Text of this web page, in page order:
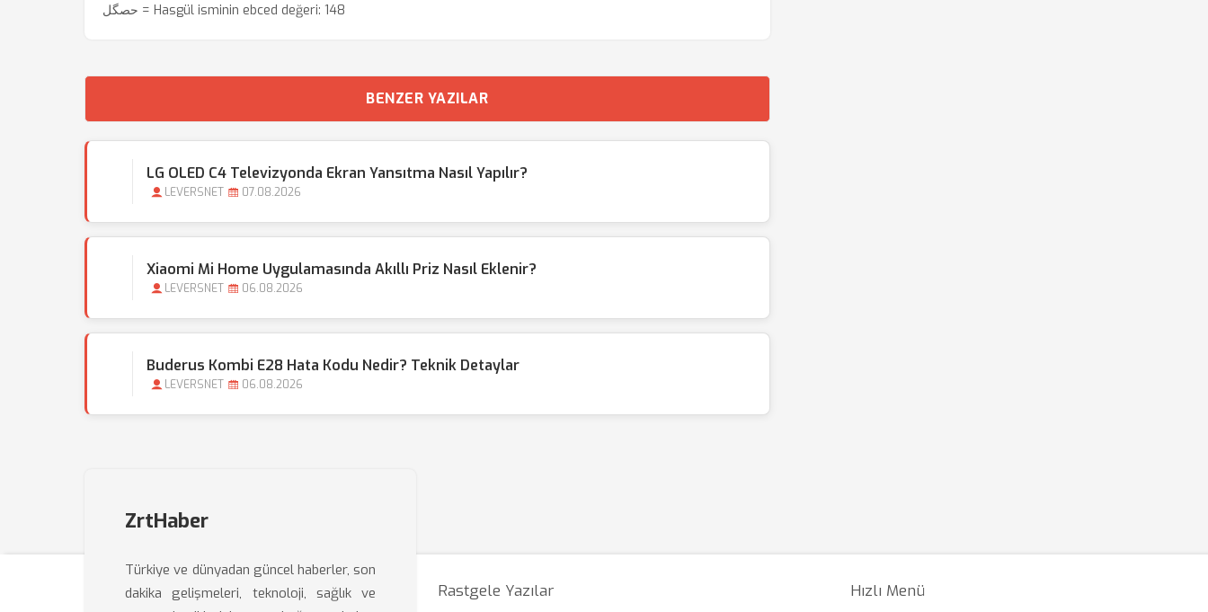
حصگل = Hasgül isminin ebced değeri: 148
BENZER YAZILAR
LG OLED C4 Televizyonda Ekran Yansıtma Nasıl Yapılır?
LEVERSNET 07.08.2026
Xiaomi Mi Home Uygulamasında Akıllı Priz Nasıl Eklenir?
LEVERSNET 06.08.2026
Buderus Kombi E28 Hata Kodu Nedir? Teknik Detaylar
LEVERSNET 06.08.2026
ZrtHaber
Türkiye ve dünyadan güncel haberler, son
dakika gelişmeleri, teknoloji, sağlık ve
Rastgele Yazılar Hızlı Menü